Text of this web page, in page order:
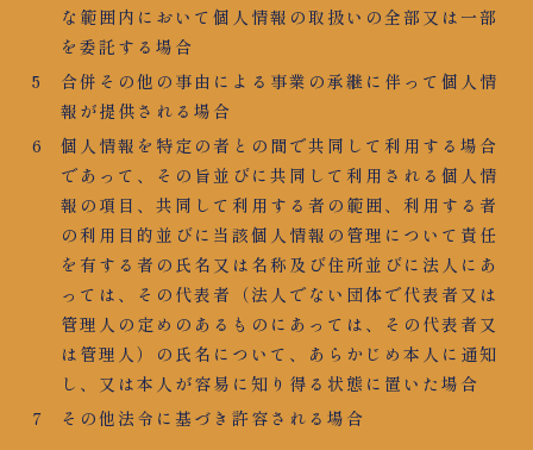
な範囲内において個人情報の取扱いの全部又は一部
を委託する場合
合併その他の事由による事業の承継に伴って個人情
報が提供される場合
個人情報を特定の者との間で共同して利用する場合
であって、その旨並びに共同して利用される個人情
報の項目、共同して利用する者の範囲、利用する者
の利用目的並びに当該個人情報の管理について責任
を有する者の氏名又は名称及び住所並びに法人にあ
っては、その代表者（法人でない団体で代表者又は
管理人の定めのあるものにあっては、その代表者又
は管理人）の氏名について、あらかじめ本人に通知
し、又は本人が容易に知り得る状態に置いた場合
その他法令に基づき許容される場合